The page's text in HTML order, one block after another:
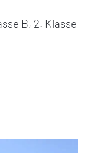
B, 2. Klasse